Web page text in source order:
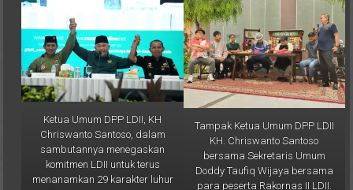
Ketua Umum DPP LDII, KH
Chriswanto Santoso, dalam
sambutannya menegaskan
komitmen LDII untuk terus
menanamkan 29 karakter luhur
kepada para pendekar
Tampak Ketua Umum DPP LDII
KH. Chriswanto Santoso
bersama Sekretaris Umum
Doddy Taufiq Wijaya bersama
para peserta Rakornas II LDII.
Tampak juga Ketua DPW LDII